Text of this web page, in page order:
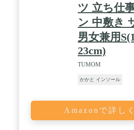
ツ 立ち仕
ン 中敷き
男女兼用
23cm)
TUMOM
かかと インソール
Amazonで詳し